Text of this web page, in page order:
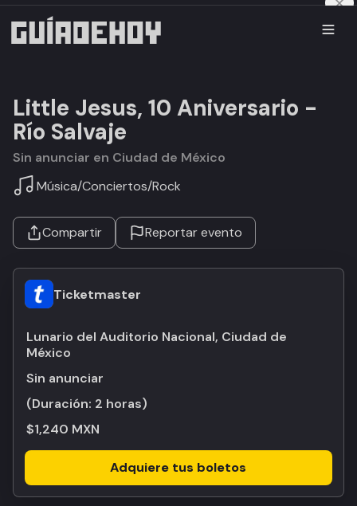
Little Jesus, 10 Aniversario -
Río Salvaje
Sin anunciar en Ciudad de México
Música/Conciertos/Rock
Compartir Reportar evento
Ticketmaster
Lunario del Auditorio Nacional, Ciudad de
México
Sin anunciar
(Duración: 2 horas)
$1,240 MXN
Adquiere tus boletos